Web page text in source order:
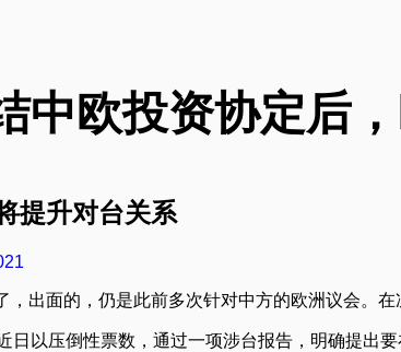
中欧投资协定后
提升对台关系
出面的，仍是此前多次针对中方的欧洲议会。
以压倒性票数，通过一项涉台报告，明确提出